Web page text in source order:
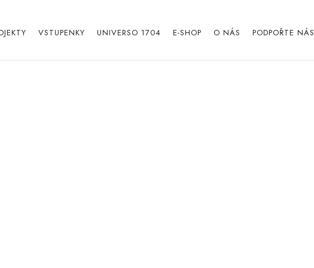
VSTUPENKY UNIVERSO 1704 E-SHOP O NÁS PODPOŘTE NÁS